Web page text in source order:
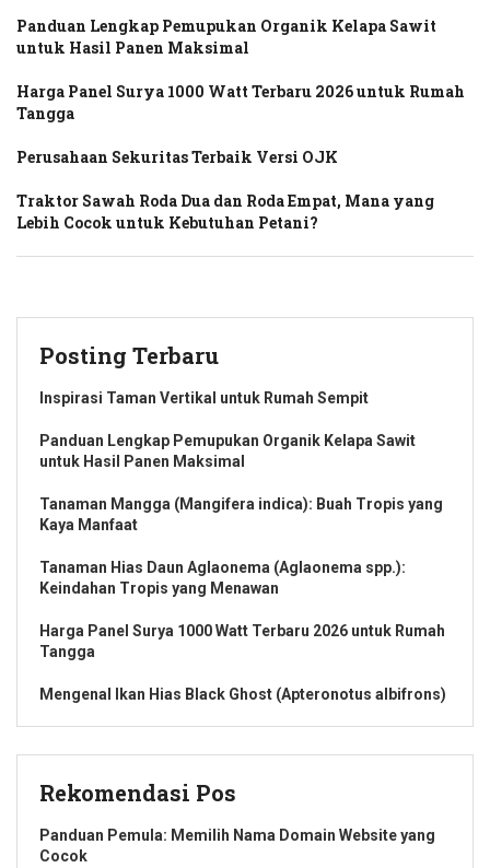
Panduan Lengkap Pemupukan Organik Kelapa Sawit
untuk Hasil Panen Maksimal
Harga Panel Surya 1000 Watt Terbaru 2026 untuk Rumah
Tangga
Perusahaan Sekuritas Terbaik Versi OJK
Traktor Sawah Roda Dua dan Roda Empat, Mana yang
Lebih Cocok untuk Kebutuhan Petani?
Posting Terbaru
Inspirasi Taman Vertikal untuk Rumah Sempit
Panduan Lengkap Pemupukan Organik Kelapa Sawit
untuk Hasil Panen Maksimal
Tanaman Mangga (Mangifera indica): Buah Tropis yang
Kaya Manfaat
Tanaman Hias Daun Aglaonema (Aglaonema spp.):
Keindahan Tropis yang Menawan
Harga Panel Surya 1000 Watt Terbaru 2026 untuk Rumah
Tangga
Mengenal Ikan Hias Black Ghost (Apteronotus albifrons)
Rekomendasi Pos
Panduan Pemula: Memilih Nama Domain Website yang
Cocok